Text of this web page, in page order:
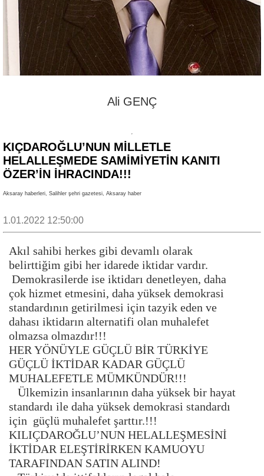
Ali GENÇ
KIÇDAROĞLU’NUN MİLLETLE
HELALLEŞMEDE SAMİMİYETİN KANITI
ÖZER’İN İHRACINDA!!!
Aksaray haberleri, Salihler şehri gazetesi, Aksaray haber
1.01.2022 12:50:00
Akıl sahibi herkes gibi devamlı olarak
belirttiğim gibi her idarede iktidar vardır.
Demokrasilerde ise iktidarı denetleyen, daha
çok hizmet etmesini, daha yüksek demokrasi
standardının getirilmesi için tazyik eden ve
dahası iktidarın alternatifi olan muhalefet
olmazsa olmazdır!!!
HER YÖNÜYLE GÜÇLÜ BİR TÜRKİYE
GÜÇLÜ İKTİDAR KADAR GÜÇLÜ
MUHALEFETLE MÜMKÜNDÜR!!!
Ülkemizin insanlarının daha yüksek bir hayat
standardı ile daha yüksek demokrasi standardı
için güçlü muhalefet şarttır.!!!
KILIÇDAROĞLU’NUN HELALLEŞMESİNİ
İKTİDAR ELEŞTİRİRKEN KAMUOYU
TARAFINDAN SATIN ALIND!